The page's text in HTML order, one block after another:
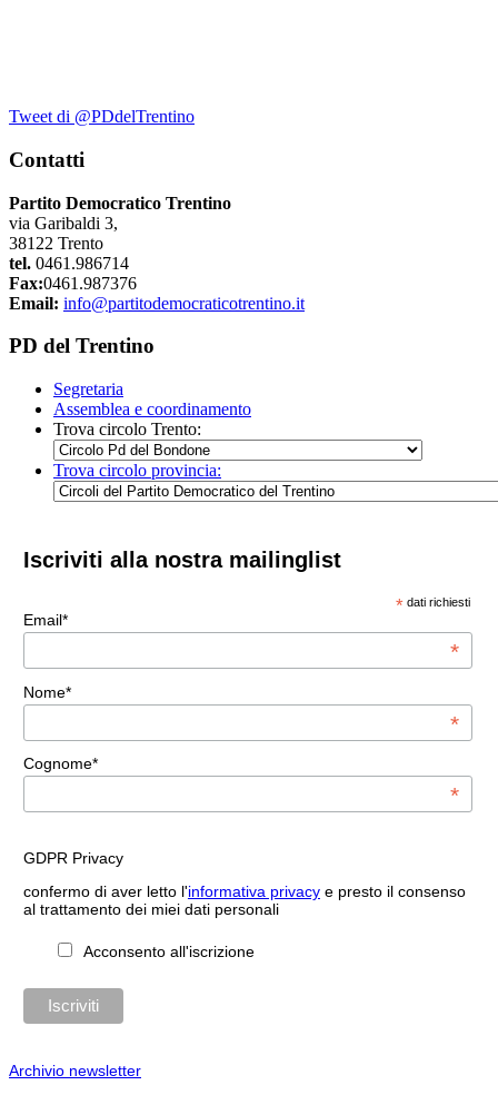
Tweet di @PDdelTrentino
Contatti
Partito Democratico Trentino
via Garibaldi 3,
38122 Trento
tel. 0461.986714
Fax:0461.987376
Email: info@partitodemocraticotrentino.it
PD del Trentino
Segretaria
Assemblea e coordinamento
Trova circolo Trento:
Trova circolo provincia:
Iscriviti alla nostra mailinglist
* dati richiesti
Email*
*
Nome*
*
Cognome*
*
GDPR Privacy
confermo di aver letto l'informativa privacye presto il consenso
al trattamento dei miei dati personali
Acconsento all'iscrizione
Archivio newsletter